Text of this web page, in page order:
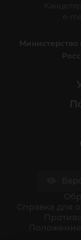
e-
Министерство